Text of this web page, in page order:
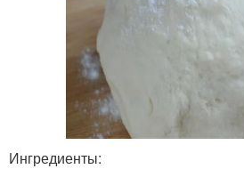
Ингредиенты: